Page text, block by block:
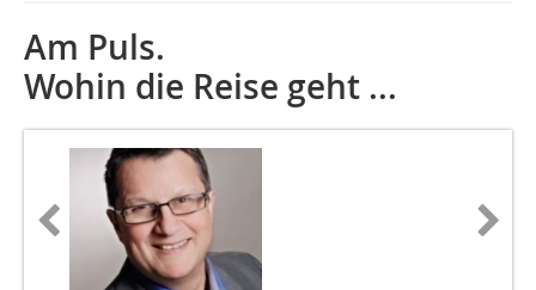
Am Puls.
Wohin die Reise geht ...